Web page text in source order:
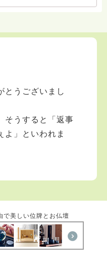
す。 ですので、過去の
ださい。
とうございまし
そうすると「返事
よ」といわれま
で美しい位牌とお仏壇